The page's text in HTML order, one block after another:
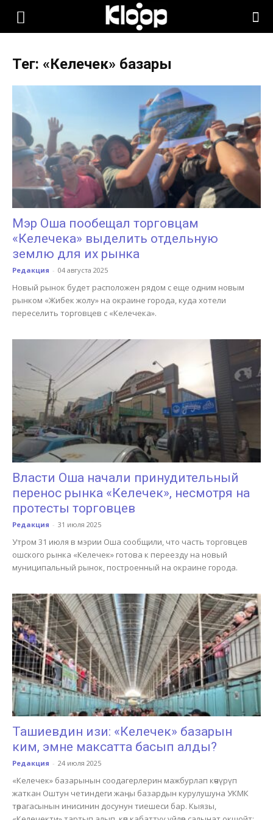
KLOOP.KG
Новости
Кыргызстана
Тег: «Келечек» базары
Мэр Оша пообещал торговцам
«Келечека» выделить отдельную
землю для их рынка
Редакция - 04 августа 2025
Новый рынок будет расположен рядом с еще одним новым
рынком «Жибек жолу» на окраине города, куда хотели
переселить торговцев с «Келечека».
Власти Оша начали принудительный
перенос рынка «Келечек», несмотря на
протесты торговцев
Редакция - 31 июля 2025
Утром 31 июля в мэрии Оша сообщили, что часть торговцев
ошского рынка «Келечек» готова к переезду на новый
муниципальный рынок, построенный на окраине города.
Ташиевдин изи: «Келечек» базарын
ким, эмне максатта басып алды?
Редакция - 24 июля 2025
«Келечек» базарынын соодагерлерин мажбурлап көчүрүп
жаткан Оштун четиндеги жаңы базардын курулушуна УКМК
төрагасынын инисинин досунун тиешеси бар. Кыязы,